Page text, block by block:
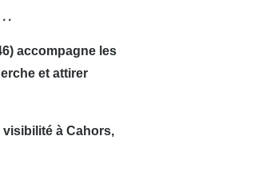
accompagne les
et attirer
à Cahors,